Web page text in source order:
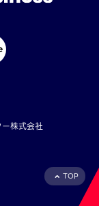
TOP
株式会社